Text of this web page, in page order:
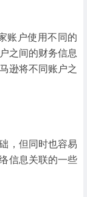
账户使用不同的
之间的财务信息
逊将不同账户之
，但同时也容易
信息关联的一些